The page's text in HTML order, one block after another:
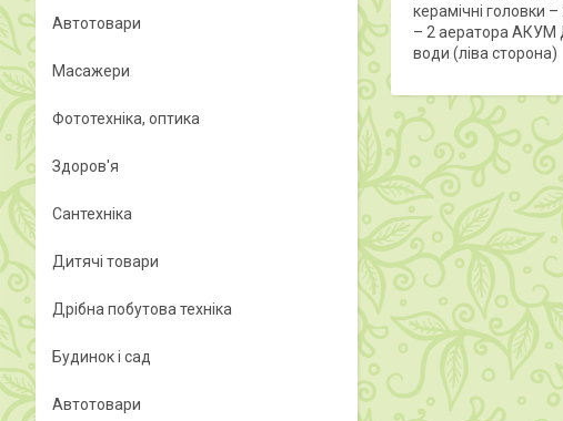
керамічні головки
– 2 аератора АКУМ
води (ліва сторона)
Автотовари
Масажери
Фототехніка, оптика
Здоров'я
Сантехніка
Дитячі товари
Дрібна побутова техніка
Будинок і сад
Автотовари